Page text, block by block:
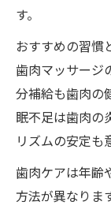
す。
おすすめの習慣
歯肉マッサージ
分補給も歯肉の
眠不足は歯肉の
リズムの安定も
歯肉ケアは年齢
方法が異なりま